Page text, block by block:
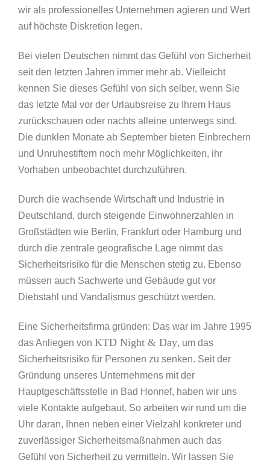
wir als professionelles Unternehmen agieren und Wert
auf höchste Diskretion legen.
Bei vielen Deutschen nimmt das Gefühl von Sicherheit
seit den letzten Jahren immer mehr ab. Vielleicht
kennen Sie dieses Gefühl von sich selber, wenn Sie
das letzte Mal vor der Urlaubsreise zu Ihrem Haus
zurückschauen oder nachts alleine unterwegs sind.
Die dunklen Monate ab September bieten Einbrechern
und Unruhestiftern noch mehr Möglichkeiten, ihr
Vorhaben unbeobachtet durchzuführen.
Durch die wachsende Wirtschaft und Industrie in
Deutschland, durch steigende Einwohnerzahlen in
Großstädten wie Berlin, Frankfurt oder Hamburg und
durch die zentrale geografische Lage nimmt das
Sicherheitsrisiko für die Menschen stetig zu. Ebenso
müssen auch Sachwerte und Gebäude gut vor
Diebstahl und Vandalismus geschützt werden.
Eine Sicherheitsfirma gründen: Das war im Jahre 1995
das Anliegen von KTD Night & Day, um das
Sicherheitsrisiko für Personen zu senken. Seit der
Gründung unseres Unternehmens mit der
Hauptgeschäftsstelle in Bad Honnef, haben wir uns
viele Kontakte aufgebaut. So arbeiten wir rund um die
Uhr daran, Ihnen neben einer Vielzahl konkreter und
zuverlässiger Sicherheitsmaßnahmen auch das
Gefühl von Sicherheit zu vermitteln. Wir lassen Sie